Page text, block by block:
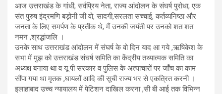
आज उत्तराखंड के गांधी, सर्वप्रिय नेता, राज्य आंदोलन के संघर्ष पुरोधा, एक
संत पुरुष इंद्रमणि बड़ोनी जी वो, सादगी,सरलता सच्चाई, कर्तव्यनिष्ठा और
जनता के लिए समर्पण के प्रतीक थे, मैं उनकी जयंती पर उनको शत शत
नमन ,श्रद्धांजलि ।
उनके साथ उत्तराखंड आंदोलन में संघर्ष के वो दिन याद आ गये ,ऋषिकेश के
सभा में मुझ को उत्तराखंड संघर्ष समिति का केंद्रीय तथ्यात्मक समिति का
अध्यक्ष बनाया था व यू पी सरकार व पुलिस के अत्याचारों पर जाँच का काम
सौंपा गया था मृतक ,घायलों आदि की सूची राज्य भर से एकत्रित करनी ।
इलाहाबाद उच्च न्यायालय में पेटिशन दाखिल करना ,सी बी आई तक विभिन्न